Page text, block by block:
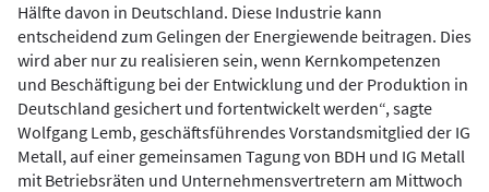
Hälfte davon in Deutschland. Diese Industrie kann
entscheidend zum Gelingen der Energiewende beitragen. Dies
wird aber nur zu realisieren sein, wenn Kernkompetenzen
und Beschäftigung bei der Entwicklung und der Produktion in
Deutschland gesichert und fortentwickelt werden“, sagte
Wolfgang Lemb, geschäftsführendes Vorstandsmitglied der IG
Metall, auf einer gemeinsamen Tagung von BDH und IG Metall
mit Betriebsräten und Unternehmensvertretern am Mittwoch